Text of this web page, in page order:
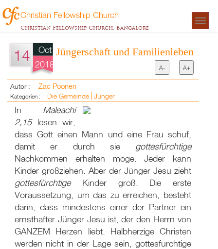
Christian Fellowship Church
Christian Fellowship Church, Bangalore
14
Oct
2018
Jüngerschaft und Familienleben
A- A+
Autor : Zac Poonen
Kategorien : Die Gemeinde Jünger
In Maleachi
2,15lesen wir,
dass Gott einen Mann und eine Frau schuf,
damit er durch sie gottesfürchtige
Nachkommen erhalten möge. Jeder kann
Kinder großziehen. Aber der Jünger Jesu zieht
gottesfürchtige Kinder groß. Die erste
Voraussetzung, um das zu erreichen, besteht
darin, dass mindestens einer der Partner ein
ernsthafter Jünger Jesu ist, der den Herrn von
GANZEM
Herzen liebt. Halbherzige Christen
werden nicht in der Lage sein, gottesfürchtige